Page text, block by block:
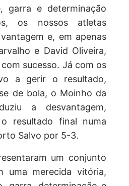
garra e determinação
os nossos atletas
e, em apenas
e David Oliveira,
sucesso. Já com os
a gerir o resultado,
de bola, o Moinho da
a desvantagem,
resultado final numa
Salvo por 5-3.
um conjunto
uma merecida vitória,